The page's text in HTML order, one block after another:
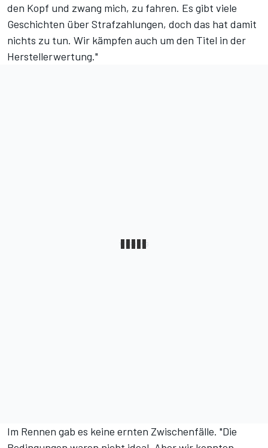
den Kopf und zwang mich, zu fahren. Es gibt viele
Geschichten über Strafzahlungen, doch das hat damit
nichts zu tun. Wir kämpfen auch um den Titel in der
Herstellerwertung."
Im Rennen gab es keine ernten Zwischenfälle. "Die